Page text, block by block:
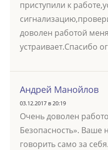
приступили к
доволен работой
устраивает.Спасибо
Андрей Манойлов
03.12.2017 в 20:19
Очень доволен
Безопасность». Ваше
говорить само за